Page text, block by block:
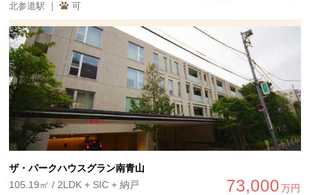
北参道駅 ｜ 可
ザ・パークハウスグラン南青山
73,000万円
105.19㎡ / 2LDK + SIC + 納戸